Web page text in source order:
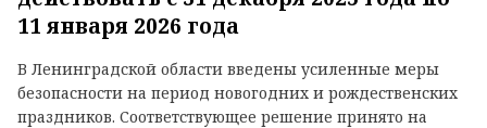
11 января 2026 года
В Ленинградской области введены усиленные меры
безопасности на период новогодних и рождественских
праздников. Соответствующее решение принято на